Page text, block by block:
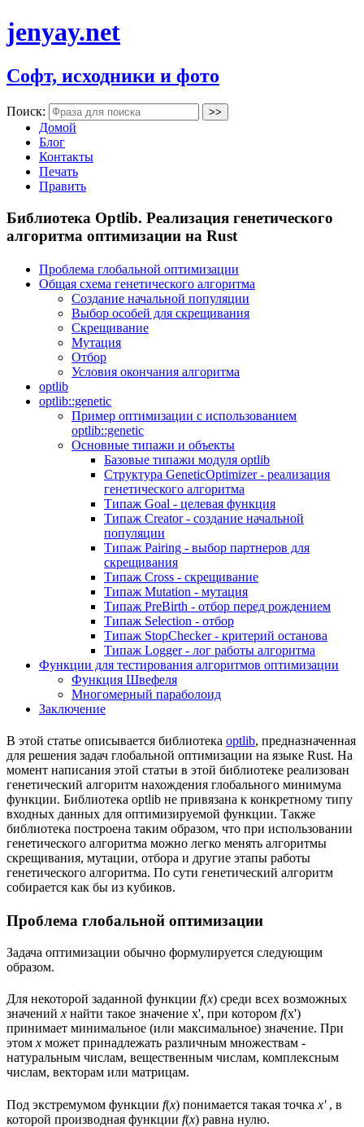
jenyay.net
Софт, исходники и фото
Поиск:
Домой
Блог
Контакты
Печать
Править
Библиотека Optlib. Реализация генетического
алгоритма оптимизации на Rust
Проблема глобальной оптимизации
Общая схема генетического алгоритма
Создание начальной популяции
Выбор особей для скрещивания
Скрещивание
Мутация
Отбор
Условия окончания алгоритма
optlib
optlib::genetic
Пример оптимизации с использованием
optlib::genetic
Основные типажи и объекты
Базовые типажи модуля optlib
Структура GeneticOptimizer - реализация
генетического алгоритма
Типаж Goal - целевая функция
Типаж Creator - создание начальной
популяции
Типаж Pairing - выбор партнеров для
скрещивания
Типаж Cross - скрещивание
Типаж Mutation - мутация
Типаж PreBirth - отбор перед рождением
Типаж Selection - отбор
Типаж StopChecker - критерий останова
Типаж Logger - лог работы алгоритма
Функции для тестирования алгоритмов оптимизации
Функция Швефеля
Многомерный параболоид
Заключение
В этой статье описывается библиотека optlib, предназначенная
для решения задач глобальной оптимизации на языке Rust. На
момент написания этой статьи в этой библиотеке реализован
генетический алгоритм нахождения глобального минимума
функции. Библиотека optlib не привязана к конкретному типу
входных данных для оптимизируемой функции. Также
библиотека построена таким образом, что при использовании
генетического алгоритма можно легко менять алгоритмы
скрещивания, мутации, отбора и другие этапы работы
генетического алгоритма. По сути генетический алгоритм
собирается как бы из кубиков.
Проблема глобальной оптимизации
Задача оптимизации обычно формулируется следующим
образом.
Для некоторой заданной функции f(x) среди всех возможных
значений x найти такое значение x', при котором f(x')
принимает минимальное (или максимальное) значение. При
этом x может принадлежать различным множествам -
натуральным числам, вещественным числам, комплексным
числам, векторам или матрицам.
Под экстремумом функции f(x) понимается такая точка x' , в
которой производная функции f(x) равна нулю.